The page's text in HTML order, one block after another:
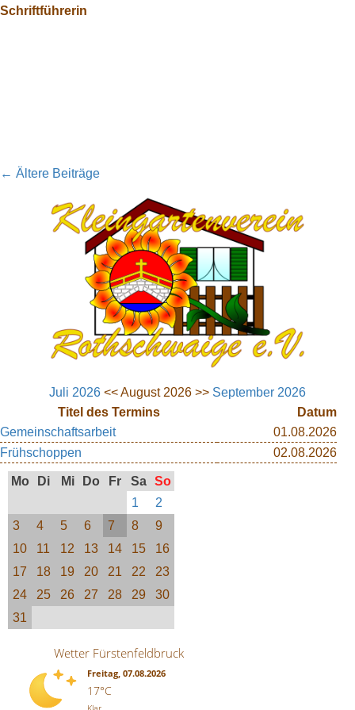
Schriftführerin
← Ältere Beiträge
Juli 2026 << August 2026 >> September 2026
Titel des Termins
Datum
Gemeinschaftsarbeit
01.08.2026
Frühschoppen
02.08.2026
Mo Di Mi Do Fr Sa So
1
2
3
4 5 6 7 8
9
10
11 12 13 14 15
16
17
18 19 20 21 22
23
24
25 26 27 28 29
30
31
Wetter Fürstenfeldbruck
Freitag, 07.08.2026
17°C